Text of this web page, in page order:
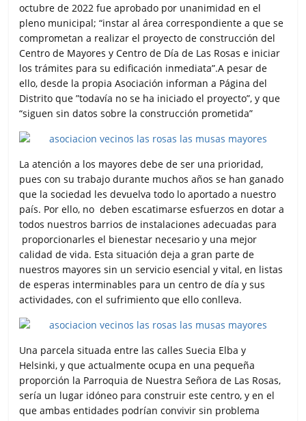
octubre de 2022 fue aprobado por unanimidad en el
pleno municipal; “instar al área correspondiente a que se
comprometan a realizar el proyecto de construcción del
Centro de Mayores y Centro de Día de Las Rosas e iniciar
los trámites para su edificación inmediata”.A pesar de
ello, desde la propia Asociación informan a Página del
Distrito que ”todavía no se ha iniciado el proyecto”, y que
“siguen sin datos sobre la construcción prometida”
La atención a los mayores debe de ser una prioridad,
pues con su trabajo durante muchos años se han ganado
que la sociedad les devuelva todo lo aportado a nuestro
país. Por ello, no deben escatimarse esfuerzos en dotar a
todos nuestros barrios de instalaciones adecuadas para
proporcionarles el bienestar necesario y una mejor
calidad de vida. Esta situación deja a gran parte de
nuestros mayores sin un servicio esencial y vital, en listas
de esperas interminables para un centro de día y sus
actividades, con el sufrimiento que ello conlleva.
Una parcela situada entre las calles Suecia Elba y
Helsinki, y que actualmente ocupa en una pequeña
proporción la Parroquia de Nuestra Señora de Las Rosas,
sería un lugar idóneo para construir este centro, y en el
que ambas entidades podrían convivir sin problema